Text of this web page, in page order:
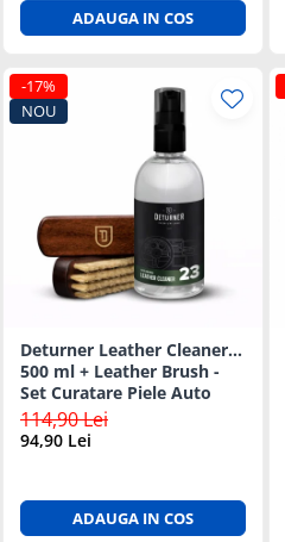
ADAUGA IN COS
-17%
NOU
Deturner Leather Cleaner
500 ml + Leather Brush -
Set Curatare Piele Auto
114,90 Lei
94,90 Lei
ADAUGA IN COS